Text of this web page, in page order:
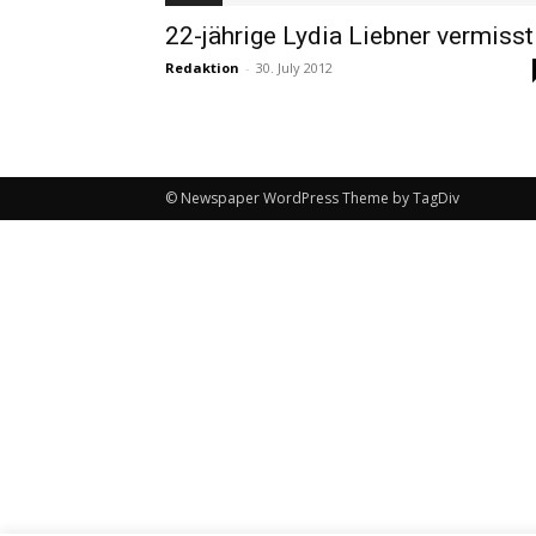
22-jährige Lydia Liebner
Redaktion - 30. July 2012
© Newspaper WordPress Theme by TagDiv